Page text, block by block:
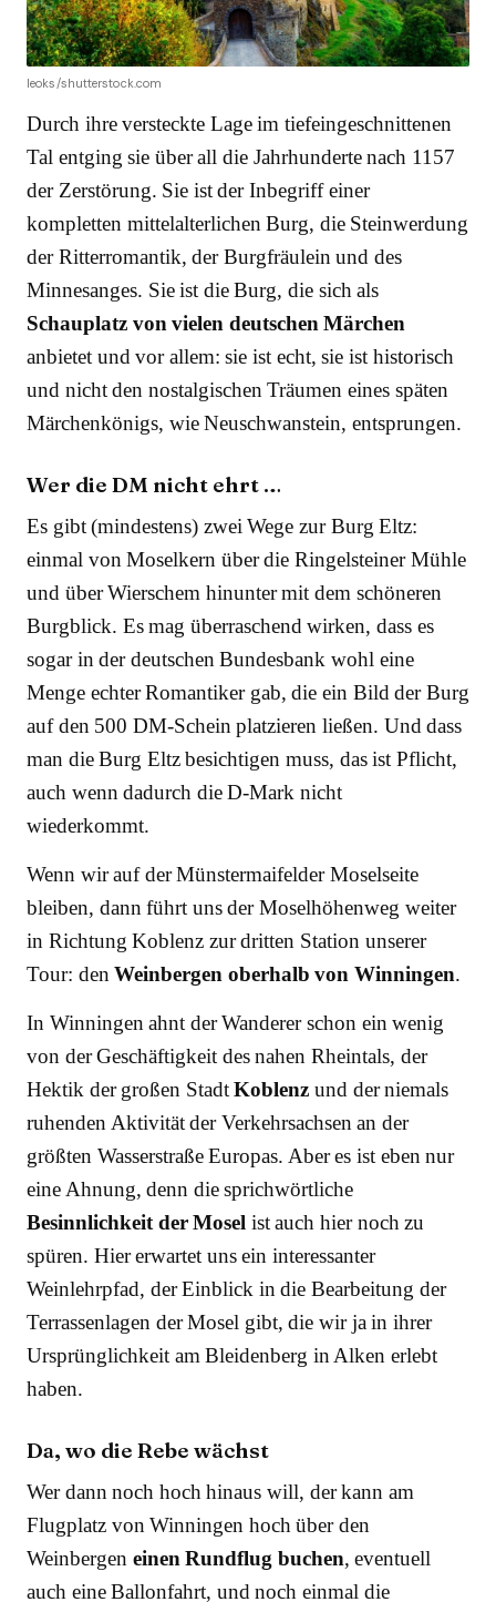
leoks/shutterstock.com
Durch ihre versteckte Lage im tiefeingeschnittenen
Tal entging sie über all die Jahrhunderte nach 1157
der Zerstörung. Sie ist der Inbegriff einer
kompletten mittelalterlichen Burg, die Steinwerdung
der Ritterromantik, der Burgfräulein und des
Minnesanges. Sie ist die Burg, die sich als
Schauplatz von vielen deutschen Märchen
anbietet und vor allem: sie ist echt, sie ist historisch
und nicht den nostalgischen Träumen eines späten
Märchenkönigs, wie Neuschwanstein, entsprungen.
Wer die DM nicht ehrt …
Es gibt (mindestens) zwei Wege zur Burg Eltz:
einmal von Moselkern über die Ringelsteiner Mühle
und über Wierschem hinunter mit dem schöneren
Burgblick. Es mag überraschend wirken, dass es
sogar in der deutschen Bundesbank wohl eine
Menge echter Romantiker gab, die ein Bild der Burg
auf den 500 DM-Schein platzieren ließen. Und dass
man die Burg Eltz besichtigen muss, das ist Pflicht,
auch wenn dadurch die D-Mark nicht
wiederkommt.
Wenn wir auf der Münstermaifelder Moselseite
bleiben, dann führt uns der Moselhöhenweg weiter
in Richtung Koblenz zur dritten Station unserer
Tour: denWeinbergen oberhalb von Winningen.
In Winningen ahnt der Wanderer schon ein wenig
von der Geschäftigkeit des nahen Rheintals, der
Hektik der großen StadtKoblenz und der niemals
ruhenden Aktivität der Verkehrsachsen an der
größten Wasserstraße Europas. Aber es ist eben nur
eine Ahnung, denn die sprichwörtliche
Besinnlichkeit der Mosel ist auch hier noch zu
spüren. Hier erwartet uns ein interessanter
Weinlehrpfad, der Einblick in die Bearbeitung der
Terrassenlagen der Mosel gibt, die wir ja in ihrer
Ursprünglichkeit am Bleidenberg in Alken erlebt
haben.
Da, wo die Rebe wächst
Wer dann noch hoch hinaus will, der kann am
Flugplatz von Winningen hoch über den
Weinbergen einen Rundflug buchen, eventuell
auch eine Ballonfahrt, und noch einmal die